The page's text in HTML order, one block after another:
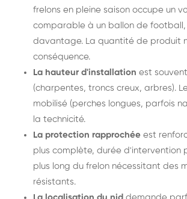
frelons en pleine saison occupe un
comparable à un ballon de
davantage. La quantité de produit
conséquence.
La hauteur d'installation est
(charpentes, troncs creux, arbres).
mobilisé (perches longues, parfois
la technicité.
La protection rapprochée est
plus complète, durée d'intervention
plus long du frelon nécessitant des
résistants.